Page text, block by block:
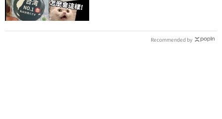
Recommended by